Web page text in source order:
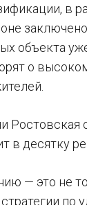
в
объекта
о
в десятку
— это не